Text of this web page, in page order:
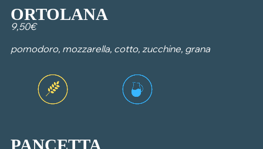
ORTOLANA
9,50€
pomodoro, mozzarella, cotto, zucchine, grana
PANCETTA